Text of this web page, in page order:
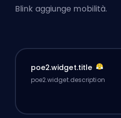
Blink aggiunge mobilità.
poe2.widget.title
poe2.widget.description